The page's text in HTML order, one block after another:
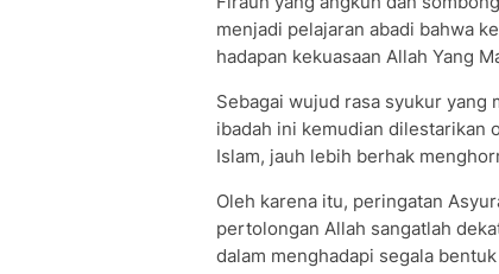
menjadi pelajaran abadi bahwa
hadapan kekuasaan Allah Yang
Sebagai wujud rasa syukur yang
ibadah ini kemudian dilestarikan
Islam, jauh lebih berhak
Oleh karena itu, peringatan
pertolongan Allah sangatlah
dalam menghadapi segala